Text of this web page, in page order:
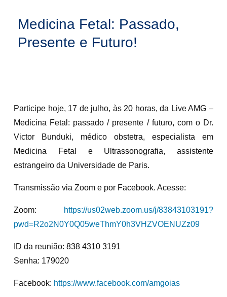
Medicina Fetal: Passado,
Presente e Futuro!
Participe hoje, 17 de julho, às 20 horas, da Live AMG –
Medicina Fetal: passado / presente / futuro, com o Dr.
Victor Bunduki, médico obstetra, especialista em
Medicina Fetal e Ultrassonografia, assistente
estrangeiro da Universidade de Paris.
Transmissão via Zoom e por Facebook. Acesse:
Zoom:
https://us02web.zoom.us/j/83843103191?
pwd=R2o2N0Y0Q05weThmY0h3VHZVOENUZz09
ID da reunião: 838 4310 3191
Senha: 179020
Facebook: https://www.facebook.com/amgoias